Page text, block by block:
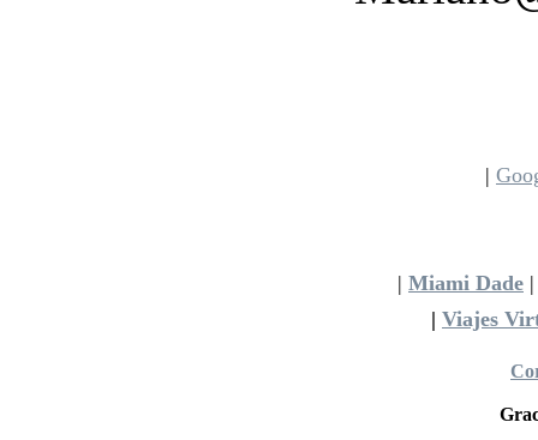
|
| Miami Dade
| Viajes